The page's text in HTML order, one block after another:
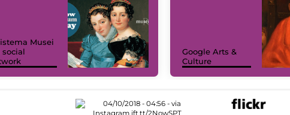
Musei
social
Google Arts &
Culture